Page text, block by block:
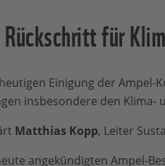
für
Einigung der
insbesondere den Klima-
Matthias Kopp, Leiter
angekündigten Ampel-